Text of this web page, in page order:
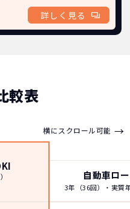
詳しく見る
較表
横にスクロール可能 →
自動車ロ
3年（36回）・実質